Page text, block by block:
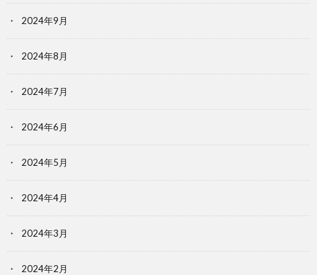
2024年9月
2024年8月
2024年7月
2024年6月
2024年5月
2024年4月
2024年3月
2024年2月